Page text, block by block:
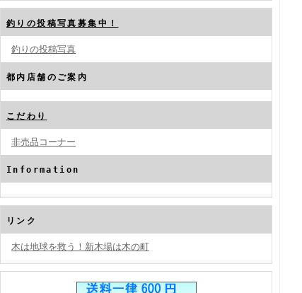
釣りの投稿写真募集中！
釣りの投稿写真
都内店舗のご案内
こだわり
非売品コーナー
Information
リンク
木は地球を救う！新木場は木の町